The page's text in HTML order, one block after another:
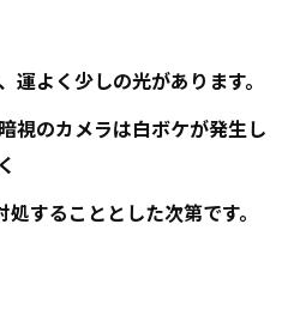
運よく少しの光があります。
視のカメラは白ボケが発生し
することとした次第です。